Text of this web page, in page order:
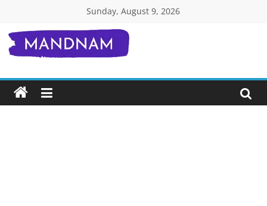
content
Sunday, August 9, 2026
Mandnam.com
जाने
एक-